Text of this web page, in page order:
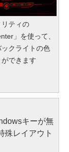
ティの
」を使って、
クライトの色
できます
キーが無
殊レイアウト